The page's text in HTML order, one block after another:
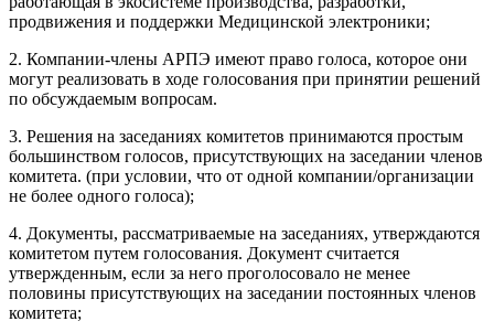
продвижения и поддержки Медицинской электроники;
2. Компании-члены АРПЭ имеют право голоса, которое они
могут реализовать в ходе голосования при принятии решений
по обсуждаемым вопросам.
3. Решения на заседаниях комитетов принимаются простым
большинством голосов, присутствующих на заседании членов
комитета. (при условии, что от одной компании/организации
не более одного голоса);
4. Документы, рассматриваемые на заседаниях, утверждаются
комитетом путем голосования. Документ считается
утвержденным, если за него проголосовало не менее
половины присутствующих на заседании постоянных членов
комитета;